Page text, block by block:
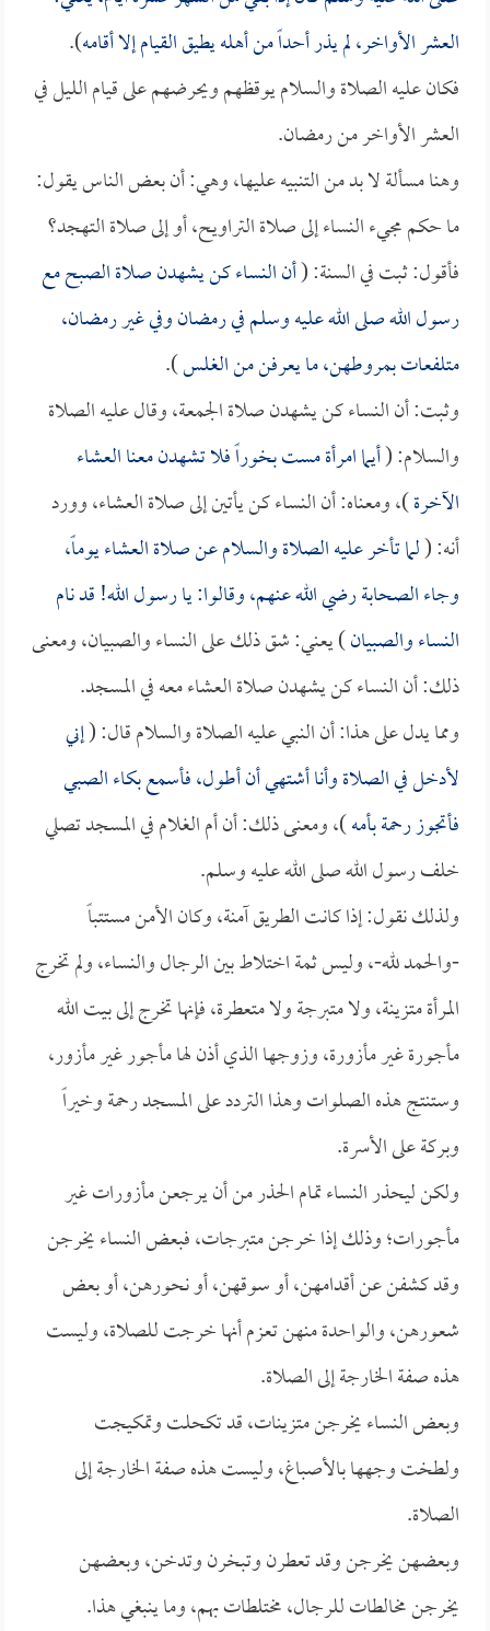
العشر الأواخر، لم يذر أحداً من أهله يطيق القيام إلا أقامه).
فكان عليه الصلاة والسلام يوقظهم ويحرضهم على قيام الليل في
العشر الأواخر من رمضان.
وهنا مسألة لا بد من التنبيه عليها، وهي: أن بعض الناس يقول:
ما حكم مجيء النساء إلى صلاة التراويح، أو إلى صلاة التهجد؟
فأقول: ثبت في السنة: (أن النساء كن يشهدن صلاة الصبح مع
رسول الله صلى الله عليه وسلم في رمضان وفي غير رمضان،
متلفعات بمروطهن، ما يعرفن من الغلس).
وثبت: أن النساء كن يشهدن صلاة الجمعة، وقال عليه الصلاة
والسلام: (أيما امرأة مست بخوراً فلا تشهدن معنا العشاء
الآخرة)، ومعناه: أن النساء كن يأتين إلى صلاة العشاء، وورد
أنه: (لما تأخر عليه الصلاة والسلام عن صلاة العشاء يوماً،
وجاء الصحابة رضي الله عنهم، وقالوا: يا رسول الله! قد نام
النساء والصبيان) يعني: شق ذلك على النساء والصبيان، ومعنى
ذلك: أن النساء كن يشهدن صلاة العشاء معه في المسجد.
ومما يدل على هذا: أن النبي عليه الصلاة والسلام قال: (إني
لأدخل في الصلاة وأنا أشتهي أن أطول، فأسمع بكاء الصبي
فأتجوز رحمة بأمه)، ومعنى ذلك: أن أم الغلام في المسجد تصلي
خلف رسول الله صلى الله عليه وسلم.
ولذلك نقول: إذا كانت الطريق آمنة، وكان الأمن مستتباً
-والحمد لله-، وليس ثمة اختلاط بين الرجال والنساء، ولم تخرج
المرأة متزينة، ولا متبرجة ولا متعطرة، فإنها تخرج إلى بيت الله
مأجورة غير مأزورة، وزوجها الذي أذن لها مأجور غير مأزور،
وستنتج هذه الصلوات وهذا التردد على المسجد رحمة وخيراً
وبركة على الأسرة.
ولكن ليحذر النساء تمام الحذر من أن يرجعن مأزورات غير
مأجورات؛ وذلك إذا خرجن متبرجات، فبعض النساء يخرجن
وقد كشفن عن أقدامهن، أو سوقهن، أو نحورهن، أو بعض
شعورهن، والواحدة منهن تعزم أنها خرجت للصلاة، وليست
هذه صفة الخارجة إلى الصلاة.
وبعض النساء يخرجن متزينات، قد تكحلت وتمكيجت
ولطخت وجهها بالأصباغ، وليست هذه صفة الخارجة إلى
الصلاة.
وبعضهن يخرجن وقد تعطرن وتبخرن وتدخن، وبعضهن
يخرجن مخالطات للرجال، مختلطات بهم، وما ينبغي هذا.